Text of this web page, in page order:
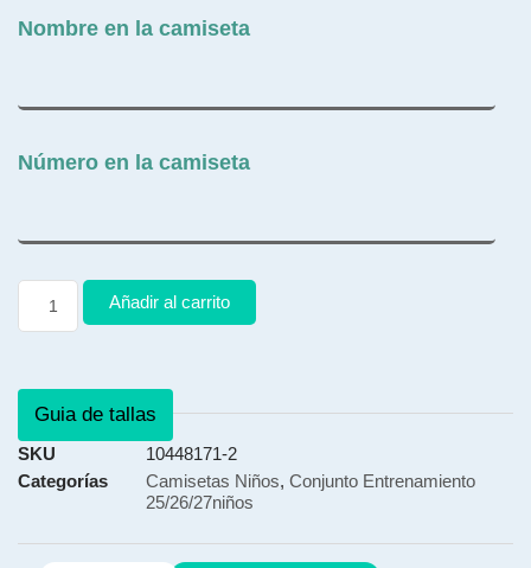
Nombre en la camiseta
Número en la camiseta
Añadir al carrito
Guia de tallas
SKU
10448171-2
Categorías
Camisetas Niños, Conjunto Entrenamiento
25/26/27niños